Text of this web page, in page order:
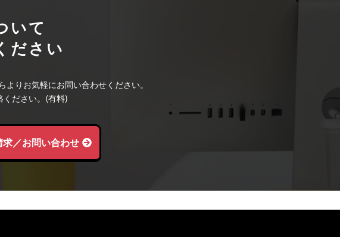
いて
ださい
りお気軽にお問い合わせください。
ください。(有料)
求／お問い合わせ